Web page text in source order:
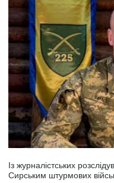
Із журналістських
Сирським штурмових